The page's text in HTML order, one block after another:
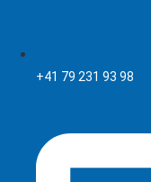
+41 79 231 93 98